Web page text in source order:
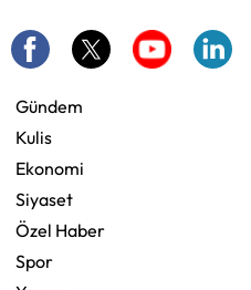
Gündem
Kulis
Ekonomi
Siyaset
Özel Haber
Spor